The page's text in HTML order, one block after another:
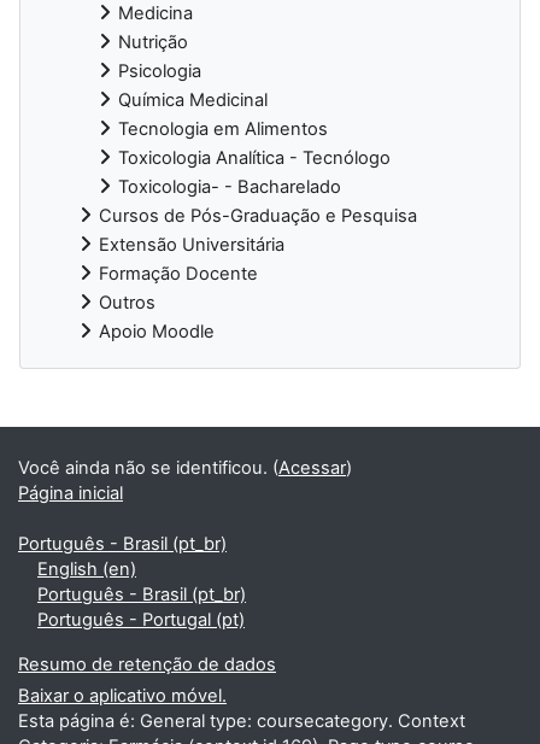
Medicina
Nutrição
Psicologia
Química Medicinal
Tecnologia em Alimentos
Toxicologia Analítica - Tecnólogo
Toxicologia- - Bacharelado
Cursos de Pós-Graduação e Pesquisa
Extensão Universitária
Formação Docente
Outros
Apoio Moodle
Blocos
Você ainda não se identificou. (Acessar)
Página inicial
Português - Brasil ‎(pt_br)‎
English ‎(en)‎
Português - Brasil ‎(pt_br)‎
Português - Portugal ‎(pt)‎
Resumo de retenção de dados
Baixar o aplicativo móvel.
Esta página é: General type: coursecategory. Context